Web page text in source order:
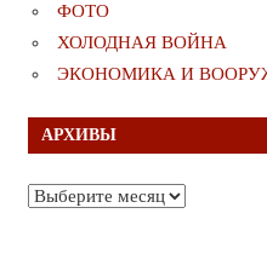
ФОТО
ХОЛОДНАЯ ВОЙНА
ЭКОНОМИКА И
АРХИВЫ
Архивы